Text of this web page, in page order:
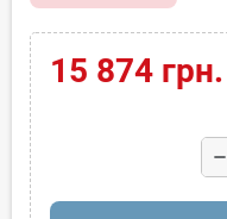
15 874 грн.
remove